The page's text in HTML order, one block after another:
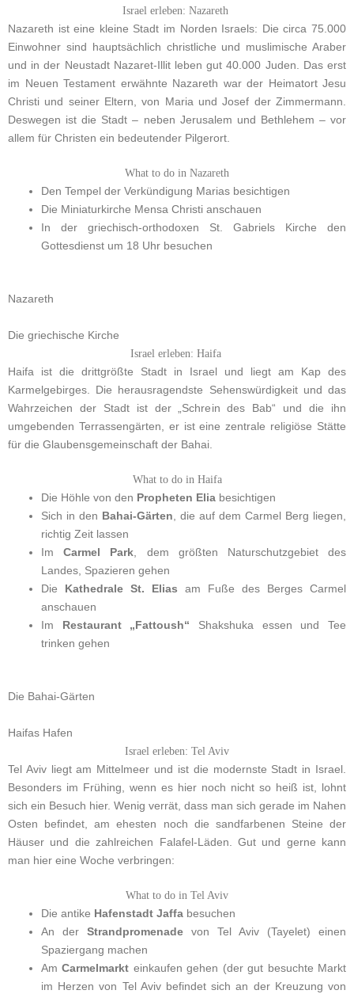
Israel erleben: Nazareth
Nazareth ist eine kleine Stadt im Norden Israels: Die circa 75.000
Einwohner sind hauptsächlich christliche und muslimische Araber
und in der Neustadt Nazaret-Illit leben gut 40.000 Juden. Das erst
im Neuen Testament erwähnte Nazareth war der Heimatort Jesu
Christi und seiner Eltern, von Maria und Josef der Zimmermann.
Deswegen ist die Stadt – neben Jerusalem und Bethlehem – vor
allem für Christen ein bedeutender Pilgerort.
What to do in Nazareth
Den Tempel der Verkündigung Marias besichtigen
Die Miniaturkirche Mensa Christi anschauen
In der griechisch-orthodoxen St. Gabriels Kirche den
Gottesdienst um 18 Uhr besuchen
Nazareth
Die griechische Kirche
Israel erleben: Haifa
Haifa ist die drittgrößte Stadt in Israel und liegt am Kap des
Karmelgebirges. Die herausragendste Sehenswürdigkeit und das
Wahrzeichen der Stadt ist der „Schrein des Bab“ und die ihn
umgebenden Terrassengärten, er ist eine zentrale religiöse Stätte
für die Glaubensgemeinschaft der Bahai.
What to do in Haifa
Die Höhle von den Propheten Elia besichtigen
Sich in den Bahai-Gärten , die auf dem Carmel Berg liegen,
richtig Zeit lassen
ImCarmel Park , dem größten Naturschutzgebiet des
Landes, Spazieren gehen
Die Kathedrale St. Elias am Fuße des Berges Carmel
anschauen
Im Restaurant „Fattoush“ Shakshuka essen und Tee
trinken gehen
Die Bahai-Gärten
Haifas Hafen
Israel erleben: Tel Aviv
Tel Aviv liegt am Mittelmeer und ist die modernste Stadt in Israel.
Besonders im Frühing, wenn es hier noch nicht so heiß ist, lohnt
sich ein Besuch hier. Wenig verrät, dass man sich gerade im Nahen
Osten befindet, am ehesten noch die sandfarbenen Steine der
Häuser und die zahlreichen Falafel-Läden. Gut und gerne kann
man hier eine Woche verbringen:
What to do in Tel Aviv
Die antike Hafenstadt Jaffa besuchen
An der Strandpromenade von Tel Aviv (Tayelet) einen
Spaziergang machen
Am Carmelmarkt einkaufen gehen (der gut besuchte Markt
im Herzen von Tel Aviv befindet sich an der Kreuzung von